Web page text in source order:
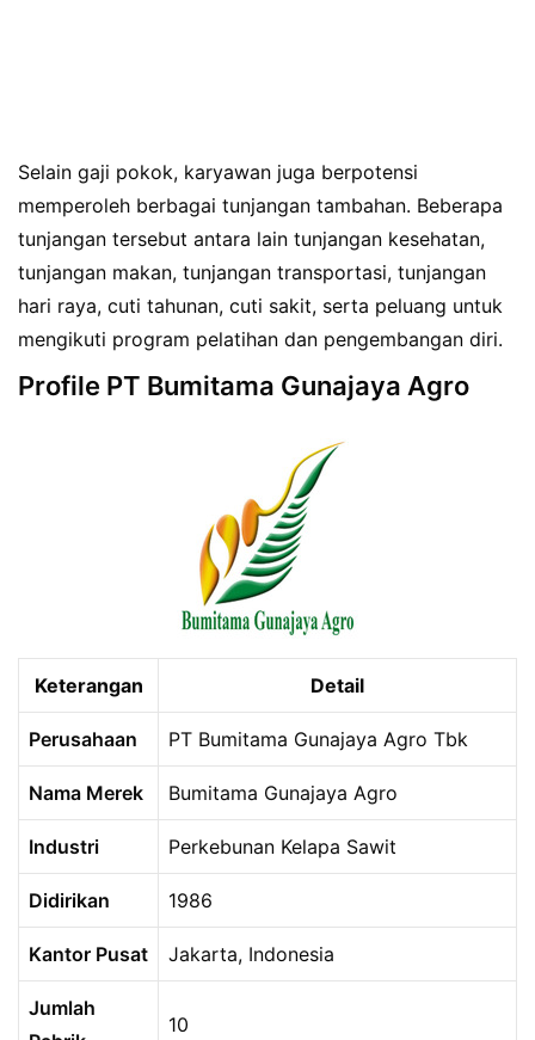
Selain gaji pokok, karyawan juga berpotensi
memperoleh berbagai tunjangan tambahan. Beberapa
tunjangan tersebut antara lain tunjangan kesehatan,
tunjangan makan, tunjangan transportasi, tunjangan
hari raya, cuti tahunan, cuti sakit, serta peluang untuk
mengikuti program pelatihan dan pengembangan diri.
Profile PT Bumitama Gunajaya Agro
Keterangan Detail
Perusahaan PT Bumitama Gunajaya Agro Tbk
Nama Merek Bumitama Gunajaya Agro
Industri Perkebunan Kelapa Sawit
Didirikan 1986
Kantor Pusat Jakarta, Indonesia
Jumlah
10